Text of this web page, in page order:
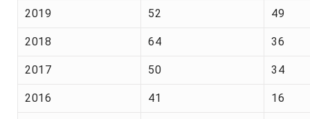
2019 52 49
2018 64 36
2017 50 34
2016 41 16